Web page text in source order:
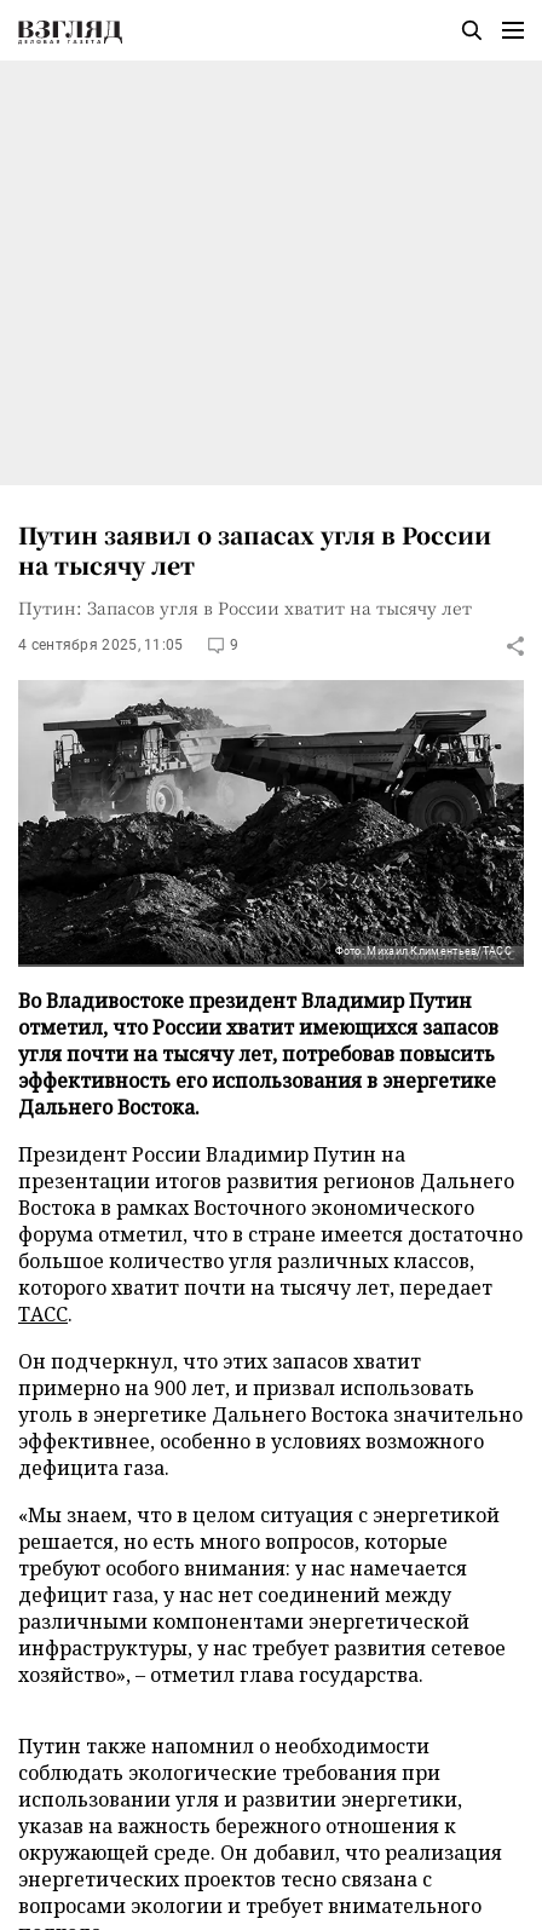
Путин заявил о запасах угля в России
на тысячу лет
Путин: Запасов угля в России хватит на тысячу лет
4 сентября 2025, 11:05 9
Фото: Михаил Климентьев/ТАСС
Во Владивостоке президент Владимир Путин
отметил, что России хватит имеющихся запасов
угля почти на тысячу лет, потребовав повысить
эффективность его использования в энергетике
Дальнего Востока.
Президент России Владимир Путин на
презентации итогов развития регионов Дальнего
Востока в рамках Восточного экономического
форума отметил, что в стране имеется достаточно
большое количество угля различных классов,
которого хватит почти на тысячу лет, передает
ТАСС.
Он подчеркнул, что этих запасов хватит
примерно на 900 лет, и призвал использовать
уголь в энергетике Дальнего Востока значительно
эффективнее, особенно в условиях возможного
дефицита газа.
«Мы знаем, что в целом ситуация с энергетикой
решается, но есть много вопросов, которые
требуют особого внимания: у нас намечается
дефицит газа, у нас нет соединений между
различными компонентами энергетической
инфраструктуры, у нас требует развития сетевое
хозяйство», – отметил глава государства.
Путин также напомнил о необходимости
соблюдать экологические требования при
использовании угля и развитии энергетики,
указав на важность бережного отношения к
окружающей среде. Он добавил, что реализация
энергетических проектов тесно связана с
вопросами экологии и требует внимательного